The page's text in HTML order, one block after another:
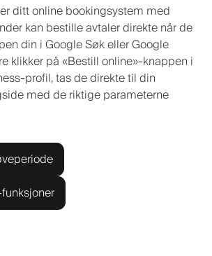
ditt online bookingsystem med
kan bestille avtaler direkte når de
din i Google Søk eller Google
klikker på «Bestill online»-knappen i
profil, tas de direkte til din
med de riktige parameterne